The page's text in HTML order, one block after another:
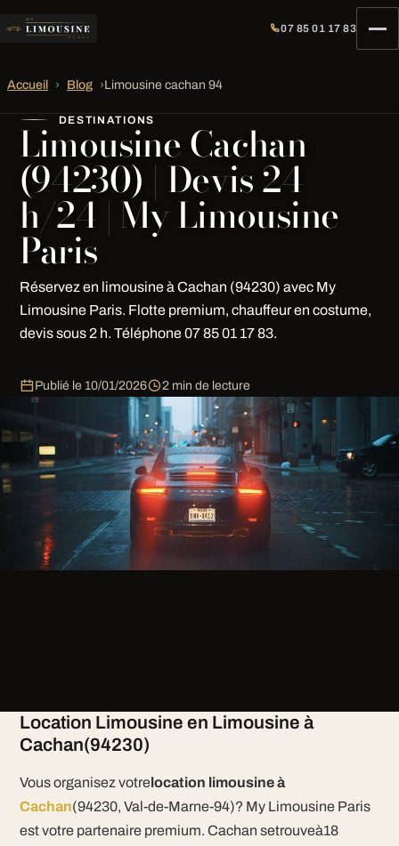
07 85 01 17 83
Accueil › Blog ›Limousine cachan 94
DESTINATIONS
Limousine Cachan
(94230) | Devis 24
h/24 | My Limousine
Paris
Réservez en limousine à Cachan (94230) avec My
Limousine Paris. Flotte premium, chauffeur en costume,
devis sous 2 h. Téléphone 07 85 01 17 83.
Publié le 10/01/2026 2 min de lecture
Location Limousine en Limousine à
Cachan(94230)
Vous organisez votrelocation limousine à
Cachan(94230, Val-de-Marne-94)? My Limousine Paris
est votre partenaire premium. Cachan setrouveà18